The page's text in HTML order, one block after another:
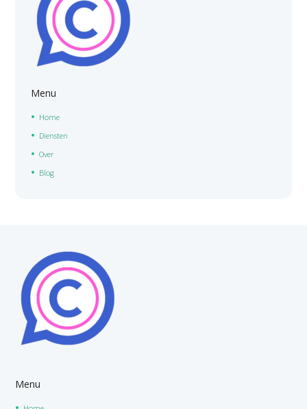
Menu
Home
Diensten
Over
Blog
Menu